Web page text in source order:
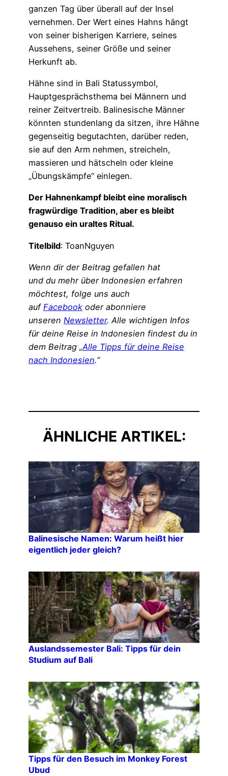
ganzen Tag über überall auf der Insel
vernehmen. Der Wert eines Hahns hängt
von seiner bisherigen Karriere, seines
Aussehens, seiner Größe und seiner
Herkunft ab.
Hähne sind in Bali Statussymbol,
Hauptgesprächsthema bei Männern und
reiner Zeitvertreib. Balinesische Männer
könnten stundenlang da sitzen, ihre Hähne
gegenseitig begutachten, darüber reden,
sie auf den Arm nehmen, streicheln,
massieren und hätscheln oder kleine
„Übungskämpfe“ einlegen.
Der Hahnenkampf bleibt eine moralisch
fragwürdige Tradition, aber es bleibt
genauso ein uraltes Ritual.
Titelbild: ToanNguyen
Wenn dir der Beitrag gefallen hat
und du mehr über Indonesien erfahren
möchtest, folge uns auch
auf Facebook oder abonniere
unseren Newsletter. Alle wichtigen Infos
für deine Reise in Indonesien findest du in
dem Beitrag „Alle Tipps für deine Reise
nach Indonesien.“
ÄHNLICHE ARTIKEL:
Balinesische Namen: Warum heißt hier
eigentlich jeder gleich?
Auslandssemester Bali: Tipps für dein
Studium auf Bali
Tipps für den Besuch im Monkey Forest
Ubud